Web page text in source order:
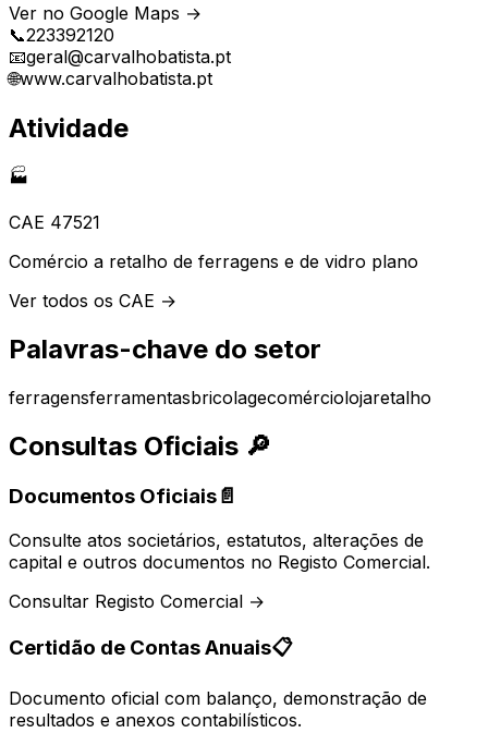
Ver no Google Maps →
📞223392120
📧geral@carvalhobatista.pt
🌐www.carvalhobatista.pt
Atividade
🏭
CAE 47521
Comércio a retalho de ferragens e de vidro plano
Ver todos os CAE →
Palavras-chave do setor
ferragensferramentasbricolagecomérciolojaretalho
Consultas Oficiais 🔎
Documentos Oficiais📄
Consulte atos societários, estatutos, alterações de
capital e outros documentos no Registo Comercial.
Consultar Registo Comercial →
Certidão de Contas Anuais📋
Documento oficial com balanço, demonstração de
resultados e anexos contabilísticos.